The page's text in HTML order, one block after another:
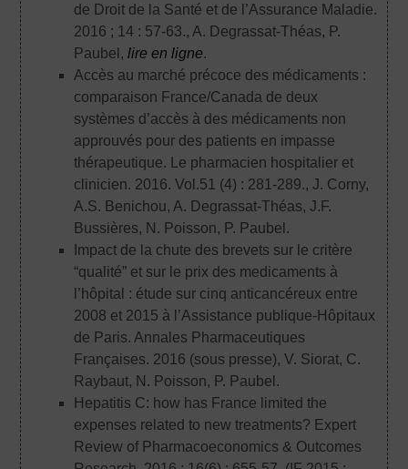
de Droit de la Santé et de l’Assurance Maladie.
2016 ; 14 : 57-63., A. Degrassat-Théas, P.
Paubel,lire en ligne.
Accès au marché précoce des médicaments :
comparaison France/Canada de deux
systèmes d’accès à des médicaments non
approuvés pour des patients en impasse
thérapeutique. Le pharmacien hospitalier et
clinicien. 2016. Vol.51 (4) : 281-289., J. Corny,
A.S. Benichou, A. Degrassat-Théas, J.F.
Bussières, N. Poisson, P. Paubel.
Impact de la chute des brevets sur le critère
“qualité” et sur le prix des medicaments à
l’hôpital : étude sur cinq anticancéreux entre
2008 et 2015 à l’Assistance publique-Hôpitaux
de Paris. Annales Pharmaceutiques
Françaises. 2016 (sous presse), V. Siorat, C.
Raybaut, N. Poisson, P. Paubel.
Hepatitis C: how has France limited the
expenses related to new treatments? Expert
Review of Pharmacoeconomics & Outcomes